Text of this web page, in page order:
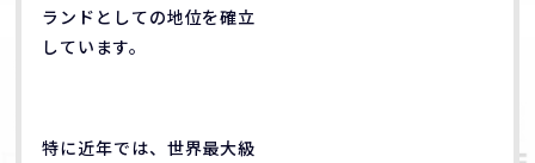
ランドとしての地位を確立
しています。
特に近年では、世界最大級